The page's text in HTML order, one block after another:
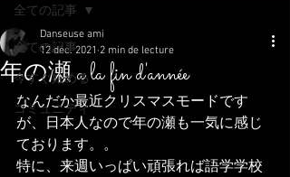
全ての記事
今すぐ始める
コミュニティ
全ての記事
年の瀬 a la fin d'année
Danseuse ami
12 déc. 2021 2 min de lecture
なんだか最近クリスマスモードです
が、日本人なので年の瀬も一気に感じ
ております。。
特に、来週いっぱい頑張れば語学学校